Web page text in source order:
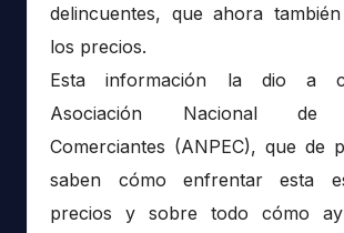
delincuentes, que ahora
los precios.
Esta información la dio a
Asociación Nacional de
Comerciantes (ANPEC), que de
saben cómo enfrentar esta
precios y sobre todo cómo